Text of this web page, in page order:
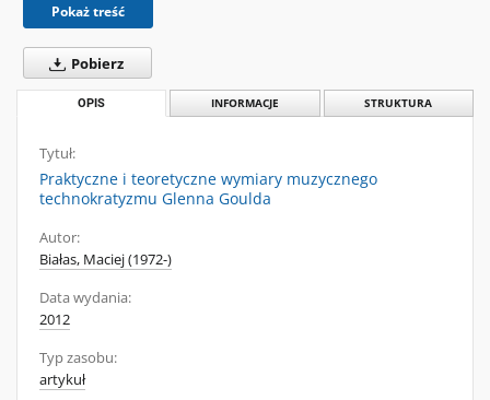
Pokaż treść
Pobierz
OPIS INFORMACJE STRUKTURA
Tytuł:
Praktyczne i teoretyczne wymiary muzycznego
technokratyzmu Glenna Goulda
Autor:
Białas, Maciej (1972-)
Data wydania:
2012
Typ zasobu:
artykuł